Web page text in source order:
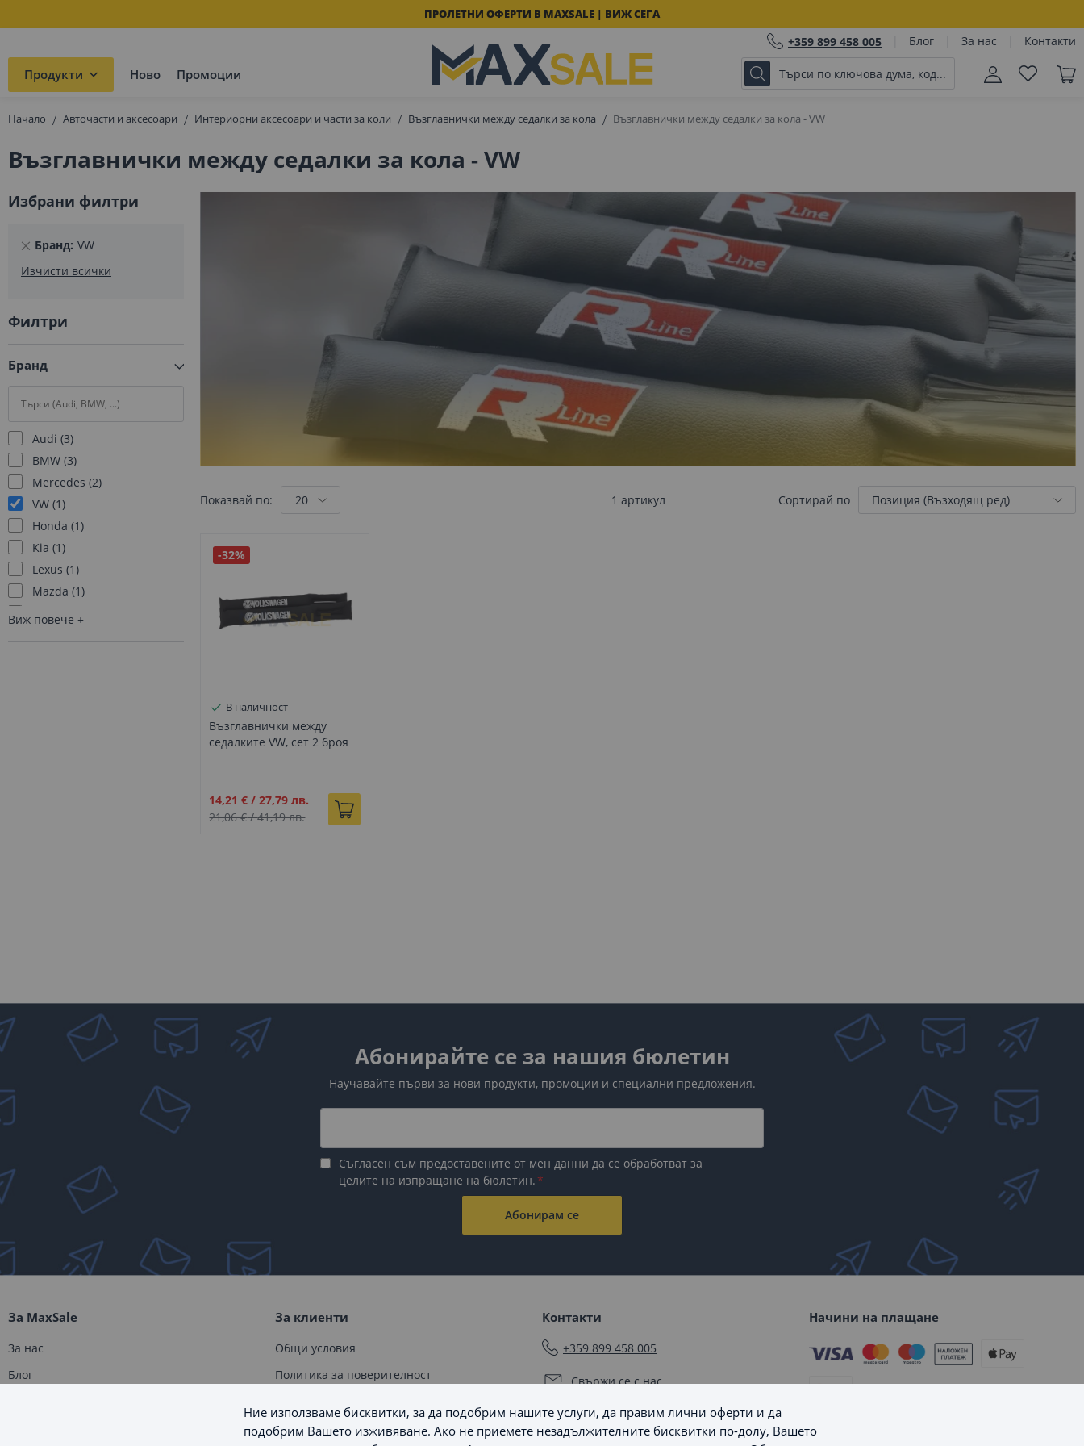
ПРОЛЕТНИ ОФЕРТИ В MAXSALE | ВИЖ СЕГА
+359 899 458 005 Блог За нас Контакти
Продукти Ново Промоции
Начало Авточасти и аксесоари Интериорни аксесоари и части за коли Възглавнички между седалки за кола Възглавнички между седалки за кола - VW
Възглавнички между седалки за кола - VW
Показвай по: 1 артикул Сортирай по
-32%
В наличност
Възглавнички между
седалките VW, сет 2 броя
Промо
цена
14,21 € /27,79 лв.
21,06 €/41,19 лв.
Избрани филтри
Премахнете
елемент
Бранд VW
Изчисти всички
Филтри
Бранд
Audi 3
BMW 3
Mercedes 2
VW 1
Honda 1
Kia 1
Lexus 1
Mazda 1
Виж повече
Абонирайте се за нашия бюлетин
Научавайте първи за нови продукти, промоции и специални предложения.
Съгласен съм предоставените от мен данни да се обработват за
целите на изпращане на бюлетин.
Абонирам се
За MaxSale
За нас
Блог
За клиенти
Общи условия
Политика за поверителност
Връщане и замяна
Контакти
+359 899 458 005
Свържи се с нас
Последвайте ни
Начини на плащане
Ние използваме бисквитки, за да подобрим нашите услуги, да правим лични оферти и да
подобрим Вашето изживяване. Ако не приемете незадължителните бисквитки по-долу, Вашето